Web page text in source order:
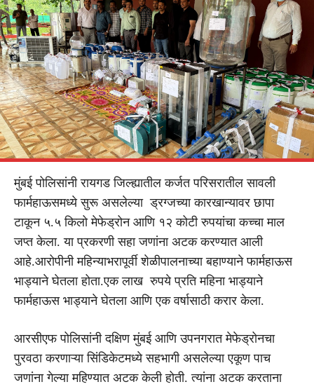
मुंबई पोलिसांनी रायगड जिल्ह्यातील कर्जत परिसरातील सावली
फार्महाऊसमध्ये सुरू असलेल्या ड्रग्जच्या कारखान्यावर छापा
टाकून ५.५ किलो मेफेड्रोन आणि १२ कोटी रुपयांचा कच्चा माल
जप्त केला. या प्रकरणी सहा जणांना अटक करण्यात आली
आहे.आरोपीनी महिन्याभरापूर्वी शेळीपालनाच्या बहाण्याने फार्महाऊस
भाड्याने घेतला होता.एक लाख रुपये प्रति महिना भाड्याने
फार्महाऊस भाड्याने घेतला आणि एक वर्षासाठी करार केला.
आरसीएफ पोलिसांनी दक्षिण मुंबई आणि उपनगरात मेफेड्रोनचा
पुरवठा करणाऱ्या सिंडिकेटमध्ये सहभागी असलेल्या एकूण पाच
जणांना गेल्या महिण्यात अटक केली होती. त्यांना अटक करताना